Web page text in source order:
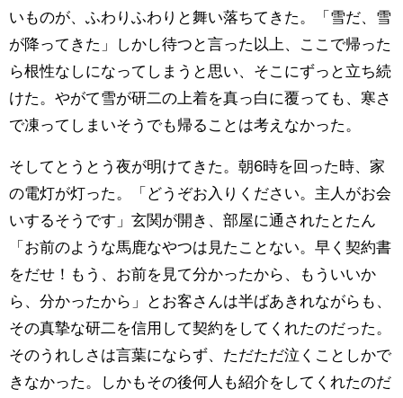
いものが、ふわりふわりと舞い落ちてきた。「雪だ、雪
が降ってきた」しかし待つと言った以上、ここで帰った
ら根性なしになってしまうと思い、そこにずっと立ち続
けた。やがて雪が研二の上着を真っ白に覆っても、寒さ
で凍ってしまいそうでも帰ることは考えなかった。
そしてとうとう夜が明けてきた。朝6時を回った時、家
の電灯が灯った。「どうぞお入りください。主人がお会
いするそうです」玄関が開き、部屋に通されたとたん
「お前のような馬鹿なやつは見たことない。早く契約書
をだせ！もう、お前を見て分かったから、もういいか
ら、分かったから」とお客さんは半ばあきれながらも、
その真摯な研二を信用して契約をしてくれたのだった。
そのうれしさは言葉にならず、ただただ泣くことしかで
きなかった。しかもその後何人も紹介をしてくれたのだ